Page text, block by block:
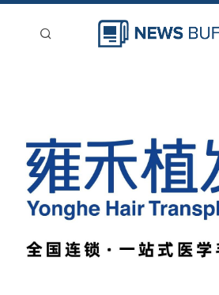
登入
刊登